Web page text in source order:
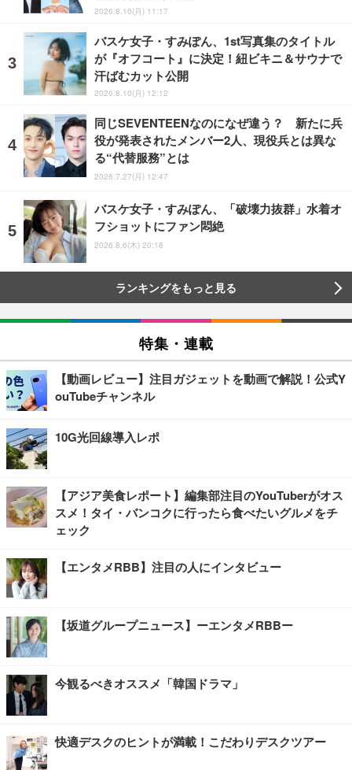
2026.8.10(月) 11:17
バスケ女子・すみぽん、1st写真集のタイトル
が『オフコート』に決定！紐ビキニ＆サウナで
汗ばむカット公開
2026.8.10(月) 12:12
同じSEVENTEENなのになぜ違う？ 新たに兵
役が発表されたメンバー2人、現役兵とは異な
る“代替服務”とは
2026.7.27(月) 12:47
バスケ女子・すみぽん、「破壊力抜群」水着オ
フショットにファン悶絶
2026.8.6(木) 20:18
ランキングをもっと見る
特集・連載
【動画レビュー】注目ガジェットを動画で解説！公式Y
ouTubeチャンネル
10G光回線導入レポ
【アジア美食レポート】編集部注目のYouTuberがオス
スメ！タイ・バンコクに行ったら食べたいグルメをチ
ェック
【エンタメRBB】注目の人にインタビュー
【坂道グループニュース】ーエンタメRBBー
今観るべきオススメ「韓国ドラマ」
快適デスクのヒントが満載！こだわりデスクツアー